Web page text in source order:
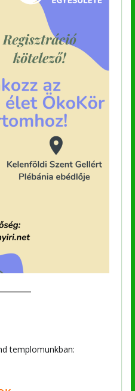
templomunkban: